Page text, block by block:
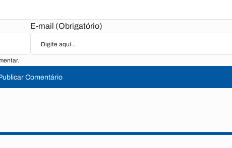
E-mail (Obrigatório)
Comentário